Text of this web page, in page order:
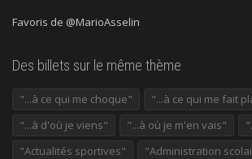
Favoris de @MarioAsselin
Des billets sur le même thème
"...à ce qui me choque"
"...à ce qui me fait
"...à d'où je viens"
"...à où je m'en vais"
"Actualités sportives"
"Administration